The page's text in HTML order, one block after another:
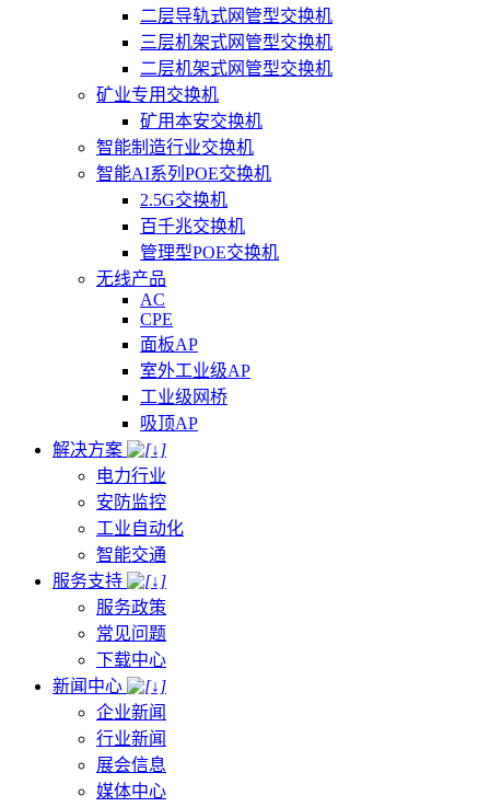
二层导轨式网管型交换机
三层机架式网管型交换机
二层机架式网管型交换机
矿业专用交换机
矿用本安交换机
智能制造行业交换机
智能AI系列POE交换机
2.5G交换机
百千兆交换机
管理型POE交换机
无线产品
AC
CPE
面板AP
室外工业级AP
工业级网桥
吸顶AP
解决方案
电力行业
安防监控
工业自动化
智能交通
服务支持
服务政策
常见问题
下载中心
新闻中心
企业新闻
行业新闻
展会信息
媒体中心